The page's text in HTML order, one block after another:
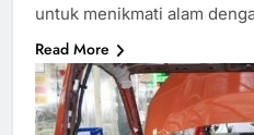
untuk menikmati alam
Read More